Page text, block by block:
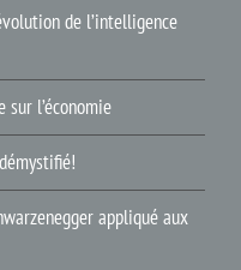
de l’intelligence
l’économie
appliqué aux